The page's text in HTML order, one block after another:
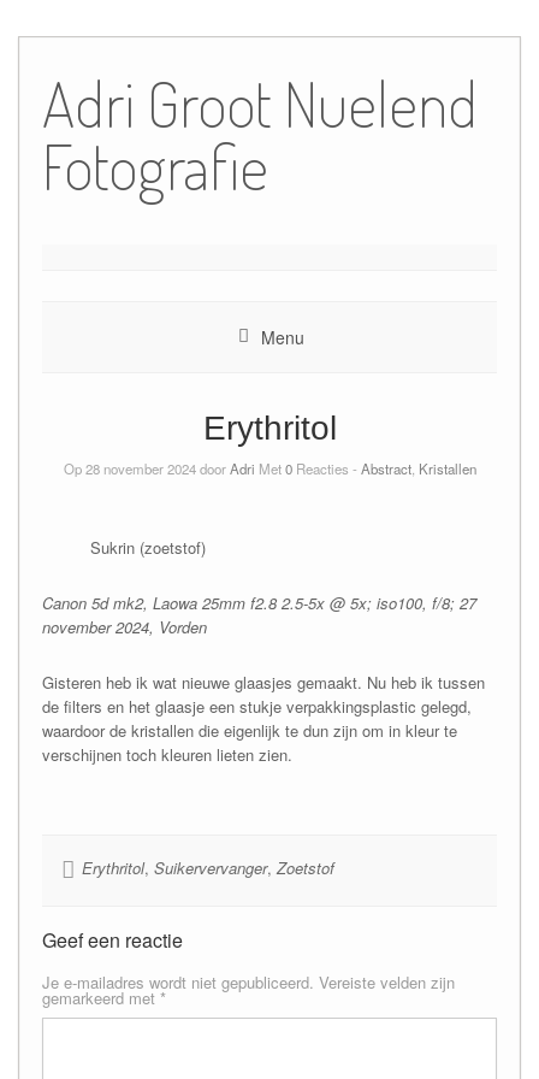
de
inhoud
Adri Groot Nuelend
Fotografie
Menu
Erythritol
Op 28 november 2024 doorAdri Met0Reacties - Abstract, Kristallen
Sukrin (zoetstof)
Canon 5d mk2, Laowa 25mm f2.8 2.5-5x @ 5x; iso100, f/8; 27
november 2024, Vorden
Gisteren heb ik wat nieuwe glaasjes gemaakt. Nu heb ik tussen
de filters en het glaasje een stukje verpakkingsplastic gelegd,
waardoor de kristallen die eigenlijk te dun zijn om in kleur te
verschijnen toch kleuren lieten zien.
Erythritol, Suikervervanger,Zoetstof
Geef een reactie
Je e-mailadres wordt niet gepubliceerd. Vereiste velden zijn
gemarkeerd met *